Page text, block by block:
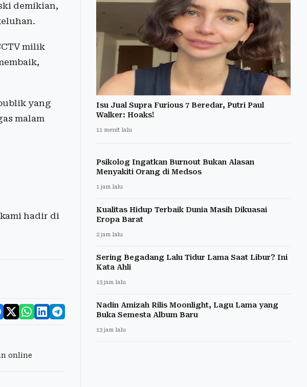
demikian,
milik
yang
malam
hadir di
online
Isu Jual Supra Furious 7 Beredar, Putri Paul
Walker: Hoaks!
11 menit lalu
Psikolog Ingatkan Burnout Bukan Alasan
Menyakiti Orang di Medsos
1 jam lalu
Kualitas Hidup Terbaik Dunia Masih Dikuasai
Eropa Barat
2 jam lalu
Sering Begadang Lalu Tidur Lama Saat Libur? Ini
Kata Ahli
13 jam lalu
Nadin Amizah Rilis Moonlight, Lagu Lama yang
Buka Semesta Album Baru
13 jam lalu